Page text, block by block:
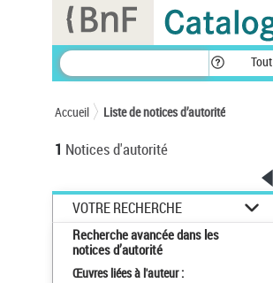
Tout
Accueil Liste de notices d’autorité
1 Notices d'autorité
VOTRE RECHERCHE
Recherche avancée dans les
notices d’autorité
Œuvres liées à l'auteur :
Panneau de gestion des cookies